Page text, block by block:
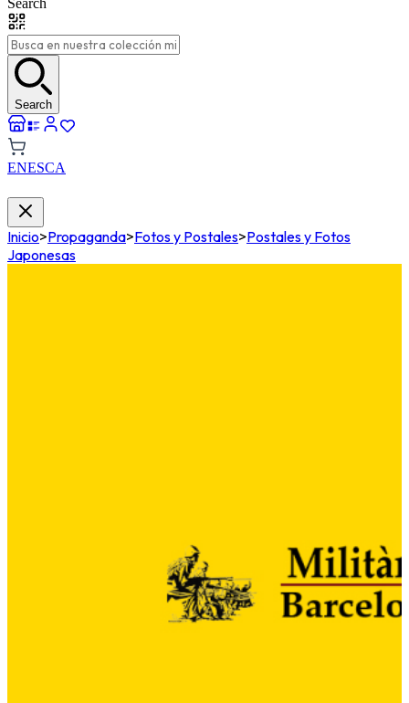
Search
Search
ENESCA
Inicio>Propaganda>Fotos y Postales>Postales y Fotos
Japonesas